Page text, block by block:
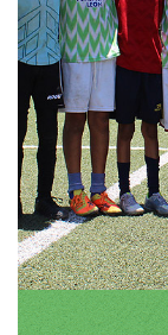
comunidad
drogadicción
a socializar
Disciplinas
• Yoga •